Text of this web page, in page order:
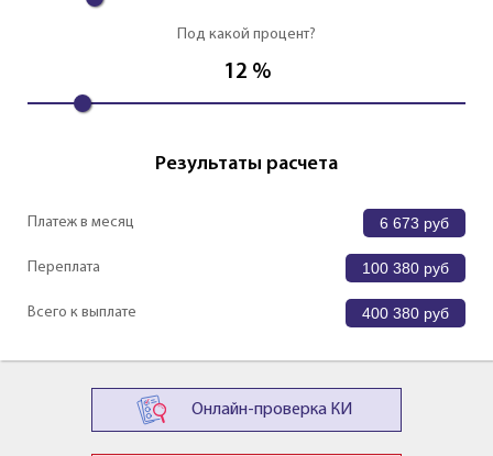
Под какой процент?
12 %
Результаты расчета
Платеж в месяц 6 673 руб
Переплата 100 380 руб
Всего к выплате 400 380 руб
Онлайн-проверка КИ